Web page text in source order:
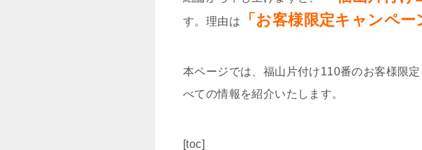
す。理由は
「お客様限定キャンペ
本ページでは、福山片付け110番のお客様限
べての情報を紹介いたします。
[toc]